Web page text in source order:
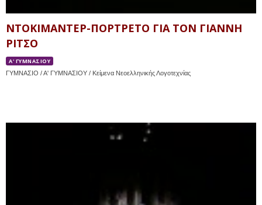
ΝΤΟΚΙΜΑΝΤΕΡ-ΠΟΡΤΡΕΤΟ ΓΙΑ ΤΟΝ ΓΙΑΝΝΗ
ΡΙΤΣΟ
Α' ΓΥΜΝΑΣΙΟΥ
ΓΥΜΝΑΣΙΟ / Α' ΓΥΜΝΑΣΙΟΥ / Κείμενα Νεοελληνικής Λογοτεχνίας